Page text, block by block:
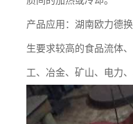
产品应用：湖南欧力德
生要求较高的食品流体
工、冶金、矿山、电力